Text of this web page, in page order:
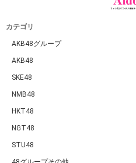
カテゴリ
AKB48グループ
AKB48
SKE48
NMB48
HKT48
NGT48
STU48